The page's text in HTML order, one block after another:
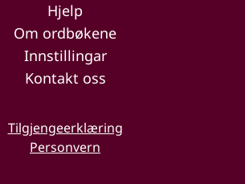
Hjelp
Om ordbøkene
Innstillingar
Kontakt oss
Tilgjengeerklæring
Personvern